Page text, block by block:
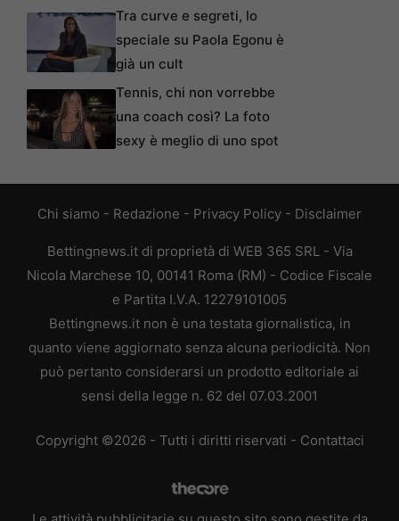
Tra curve e segreti, lo
speciale su Paola Egonu è
già un cult
Tennis, chi non vorrebbe
una coach così? La foto
sexy è meglio di uno spot
Chi siamo - Redazione - Privacy Policy - Disclaimer
Bettingnews.it di proprietà di WEB 365 SRL - Via
Nicola Marchese 10, 00141 Roma (RM) - Codice Fiscale
e Partita I.V.A. 12279101005
Bettingnews.it non è una testata giornalistica, in
quanto viene aggiornato senza alcuna periodicità. Non
può pertanto considerarsi un prodotto editoriale ai
sensi della legge n. 62 del 07.03.2001
Copyright ©2026 - Tutti i diritti riservati - Contattaci